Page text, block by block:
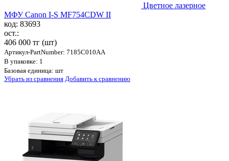
Цветное лазерное
МФУ Canon I-S MF754CDW II
код: 83693
ост.:
406 000 тг (шт)
Артикул-PartNumber: 7185C010AA
В упаковке: 1
Базовая единица: шт
Убрать из сравнения Добавить к сравнению